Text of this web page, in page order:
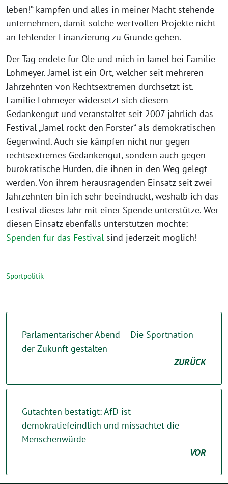
leben!“ kämpfen und alles in meiner Macht stehende
unternehmen, damit solche wertvollen Projekte nicht
an fehlender Finanzierung zu Grunde gehen.
Der Tag endete für Ole und mich in Jamel bei Familie
Lohmeyer. Jamel ist ein Ort, welcher seit mehreren
Jahrzehnten von Rechtsextremen durchsetzt ist.
Familie Lohmeyer widersetzt sich diesem
Gedankengut und veranstaltet seit 2007 jährlich das
Festival „Jamel rockt den Förster“ als demokratischen
Gegenwind. Auch sie kämpfen nicht nur gegen
rechtsextremes Gedankengut, sondern auch gegen
bürokratische Hürden, die ihnen in den Weg gelegt
werden. Von ihrem herausragenden Einsatz seit zwei
Jahrzehnten bin ich sehr beeindruckt, weshalb ich das
Festival dieses Jahr mit einer Spende unterstütze. Wer
diesen Einsatz ebenfalls unterstützen möchte:
Spenden für das Festival sind jederzeit möglich!
Sportpolitik
Parlamentarischer Abend – Die Sportnation
der Zukunft gestalten
ZURÜCK
Gutachten bestätigt: AfD ist
demokratiefeindlich und missachtet die
Menschenwürde
VOR